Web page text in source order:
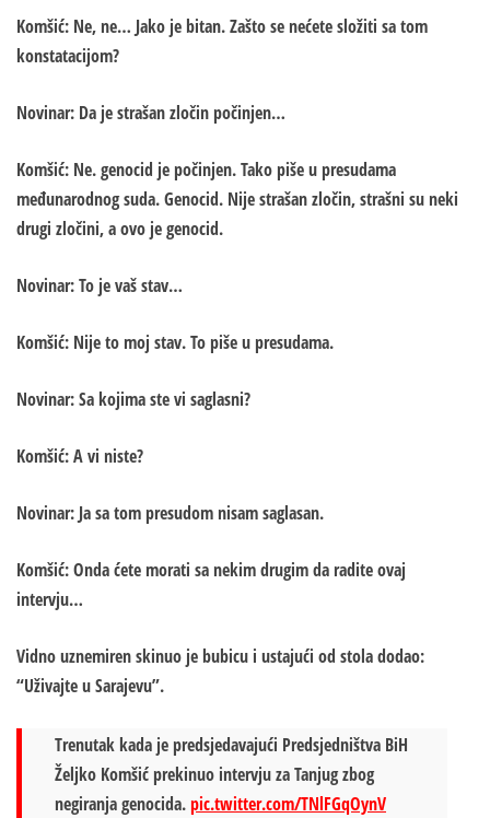
Komšić: Ne, ne… Jako je bitan. Zašto se nećete složiti sa tom
konstatacijom?
Novinar: Da je strašan zločin počinjen…
Komšić: Ne. genocid je počinjen. Tako piše u presudama
međunarodnog suda. Genocid. Nije strašan zločin, strašni su neki
drugi zločini, a ovo je genocid.
Novinar: To je vaš stav…
Komšić: Nije to moj stav. To piše u presudama.
Novinar: Sa kojima ste vi saglasni?
Komšić: A vi niste?
Novinar: Ja sa tom presudom nisam saglasan.
Komšić: Onda ćete morati sa nekim drugim da radite ovaj
intervju…
Vidno uznemiren skinuo je bubicu i ustajući od stola dodao:
“Uživajte u Sarajevu”.
Trenutak kada je predsjedavajući Predsjedništva BiH
Željko Komšić prekinuo intervju za Tanjug zbog
negiranja genocida.pic.twitter.com/TNlFGqOynV